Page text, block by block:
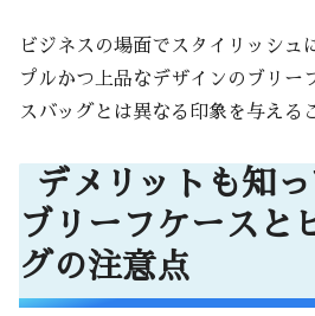
ビジネスの場面でスタイリッシュ
プルかつ上品なデザインのブリー
スバッグとは異なる印象を与える
デメリットも知っ
ブリーフケースと
グの注意点